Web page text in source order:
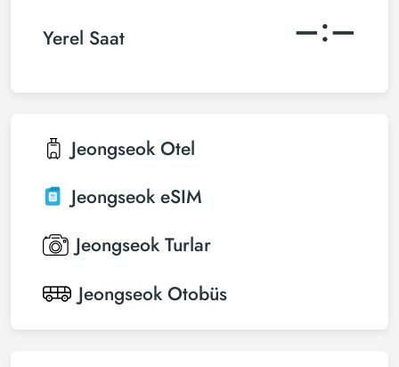
Yerel Saat –:–
Jeongseok Otel
Jeongseok eSIM
Jeongseok Turlar
Jeongseok Otobüs